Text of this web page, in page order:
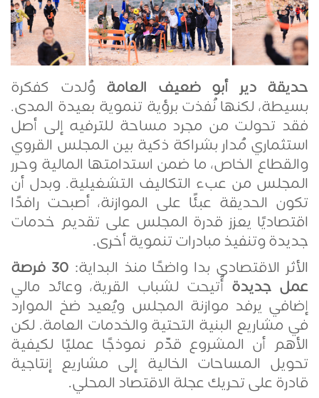
حديقة دير أبو ضعيف العامة وُلدت كفكرة
بسيطة، لكنها نُفذت برؤية تنموية بعيدة المدى.
فقد تحولت من مجرد مساحة للترفيه إلى أصل
استثماري مُدار بشراكة ذكية بين المجلس القروي
والقطاع الخاص، ما ضمن استدامتها المالية وحرر
المجلس من عبء التكاليف التشغيلية. وبدل أن
تكون الحديقة عبئًا على الموازنة، أصبحت رافدًا
اقتصاديًا يعزز قدرة المجلس على تقديم خدمات
جديدة وتنفيذ مبادرات تنموية أخرى.
الأثر الاقتصادي بدا واضحًا منذ البداية:
30 فرصة
عمل جديدة أُتيحت لشباب القرية، وعائد مالي
إضافي يرفد موازنة المجلس ويُعيد ضخ الموارد
في مشاريع البنية التحتية والخدمات العامة. لكن
الأهم أن المشروع قدّم نموذجًا عمليًا لكيفية
تحويل المساحات الخالية إلى مشاريع إنتاجية
قادرة على تحريك عجلة الاقتصاد المحلي.